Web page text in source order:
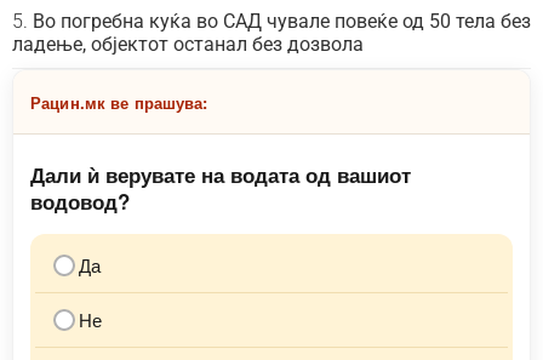
Во погребна куќа во САД чувале повеќе од 50 тела без
ладење, објектот останал без дозвола
Рацин.мк ве прашува:
Дали ѝ верувате на водата од вашиот
водовод?
Да
Не